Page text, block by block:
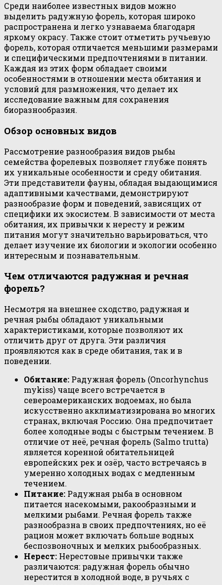
Среди наиболее известных видов можно
выделить радужную форель, которая широко
распространена и легко узнаваема благодаря
яркому окрасу. Также стоит отметить ручьевую
форель, которая отличается меньшими размерами
и специфическими предпочтениями в питании.
Каждая из этих форм обладает своими
особенностями в отношении места обитания и
условий для размножения, что делает их
исследование важным для сохранения
биоразнообразия.
Обзор основных видов
Рассмотрение разнообразия видов рыбы
семейства форелевых позволяет глубже понять
их уникальные особенности и среду обитания.
Эти представители фауны, обладая выдающимися
адаптивными качествами, демонстрируют
разнообразие форм и поведений, зависящих от
специфики их экосистем. В зависимости от места
обитания, их привычки к нересту и режим
питания могут значительно варьироваться, что
делает изучение их биологии и экологии особенно
интересным и познавательным.
Чем отличаются радужная и речная
форель?
Несмотря на внешнее сходство, радужная и
речная рыбы обладают уникальными
характеристиками, которые позволяют их
отличить друг от друга. Эти различия
проявляются как в среде обитания, так и в
поведении.
Обитание: Радужная форель (Oncorhynchus
mykiss) чаще всего встречается в
североамериканских водоемах, но была
искусственно акклиматизирована во многих
странах, включая Россию. Она предпочитает
более холодные воды с быстрым течением. В
отличие от неё, речная форель (Salmo trutta)
является коренной обитательницей
европейских рек и озёр, часто встречаясь в
умеренно холодных водах с медленным
течением.
Питание: Радужная рыба в основном
питается насекомыми, ракообразными и
мелкими рыбами. Речная форель также
разнообразна в своих предпочтениях, но её
рацион может включать больше водных
беспозвоночных и мелких рыбообразных.
Нерест: Нерестовые привычки также
различаются: радужная форель обычно
нерестится в холодной воде, в ручьях с